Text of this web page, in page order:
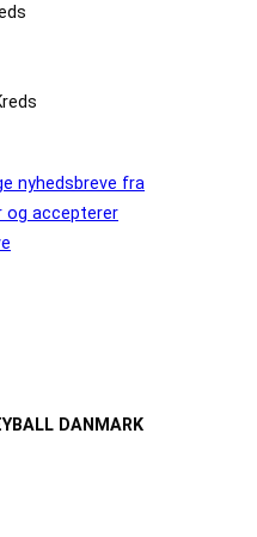
nyhedsbreve fra
og accepterer
DANMARK